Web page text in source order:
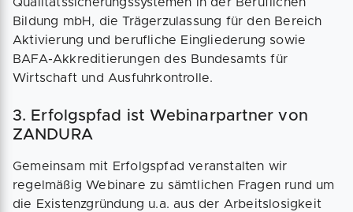
Qualitätssicherungssystemen in der Beruflichen
Bildung mbH, die Trägerzulassung für den Bereich
Aktivierung und berufliche Eingliederung sowie
BAFA-Akkreditierungen des Bundesamts für
Wirtschaft und Ausfuhrkontrolle.
3. Erfolgspfad ist Webinarpartner von
ZANDURA
Gemeinsam mit Erfolgspfad veranstalten wir
regelmäßig Webinare zu sämtlichen Fragen rund um
die Existenzgründung u.a. aus der Arbeitslosigkeit